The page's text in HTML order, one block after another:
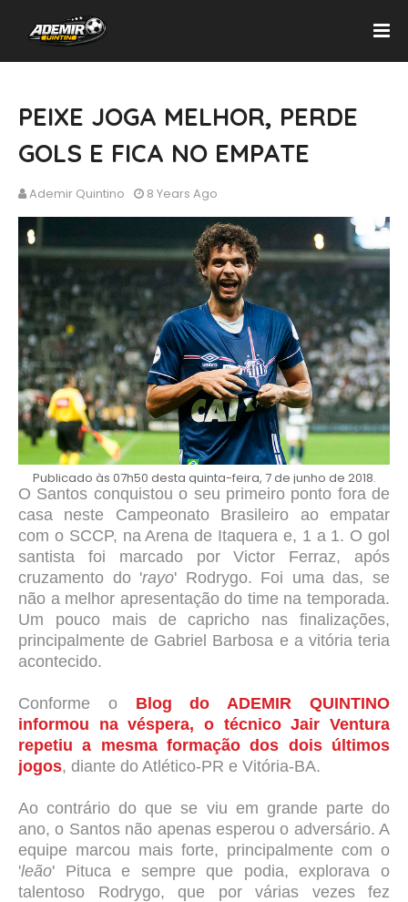
PEIXE JOGA MELHOR, PERDE
GOLS E FICA NO EMPATE
Ademir Quintino 8 Years Ago
Publicado às 07h50 desta quinta-feira, 7 de junho de 2018.
O Santos conquistou o seu primeiro ponto fora de
casa neste Campeonato Brasileiro ao empatar
com o SCCP, na Arena de Itaquera e, 1 a 1. O gol
santista foi marcado por Victor Ferraz, após
cruzamento do 'rayo' Rodrygo. Foi uma das, se
não a melhor apresentação do time na temporada.
Um pouco mais de capricho nas finalizações,
principalmente de Gabriel Barbosa e a vitória teria
acontecido.
Conforme o Blog do ADEMIR QUINTINO
informou na véspera, o técnico Jair Ventura
repetiu a mesma formação dos dois últimos
jogos, diante do Atlético-PR e Vitória-BA.
Ao contrário do que se viu em grande parte do
ano, o Santos não apenas esperou o adversário. A
equipe marcou mais forte, principalmente com o
'leão' Pituca e sempre que podia, explorava o
talentoso Rodrygo, que por várias vezes fez